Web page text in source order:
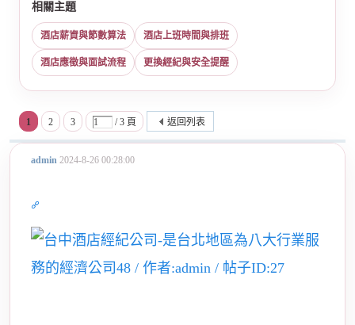
相關主題
酒店薪資與節數算法 酒店上班時間與排班
酒店應徵與面試流程 更換經紀與安全提醒
1 2 3 / 3 頁 返回列表
admin 2024-8-26 00:28:00